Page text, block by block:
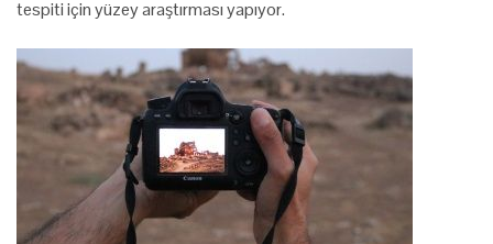
tespiti için yüzey araştırması yapıyor.